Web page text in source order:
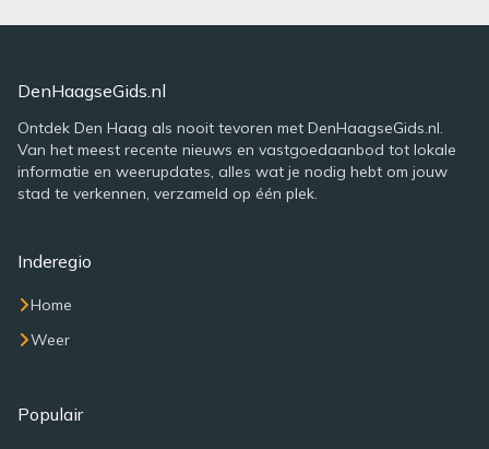
DenHaagseGids.nl
Ontdek Den Haag als nooit tevoren met DenHaagseGids.nl.
Van het meest recente nieuws en vastgoedaanbod tot lokale
informatie en weerupdates, alles wat je nodig hebt om jouw
stad te verkennen, verzameld op één plek.
Inderegio
Home
Weer
Populair